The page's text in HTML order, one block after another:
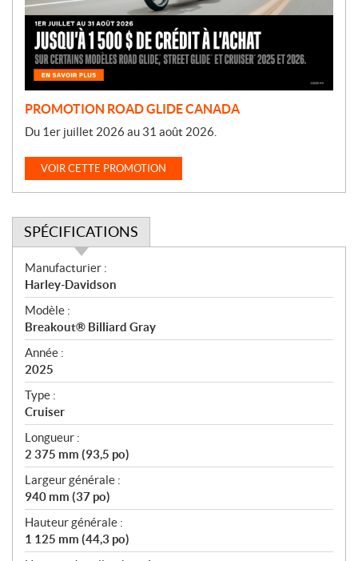
t
n
PROMOTION ROAD GLIDE CANADA
Du 1er juillet 2026 au 31 août 2026.
VOIR CETTE PROMOTION
SPÉCIFICATIONS
S
p
é
c
i
f
i
c
a
t
i
o
n
s
Manufacturier :
Harley-Davidson
Modèle :
Breakout® Billiard Gray
Année :
2025
Type :
Cruiser
Longueur :
2 375 mm (93,5 po)
Largeur générale :
940 mm (37 po)
Hauteur générale :
1 125 mm (44,3 po)